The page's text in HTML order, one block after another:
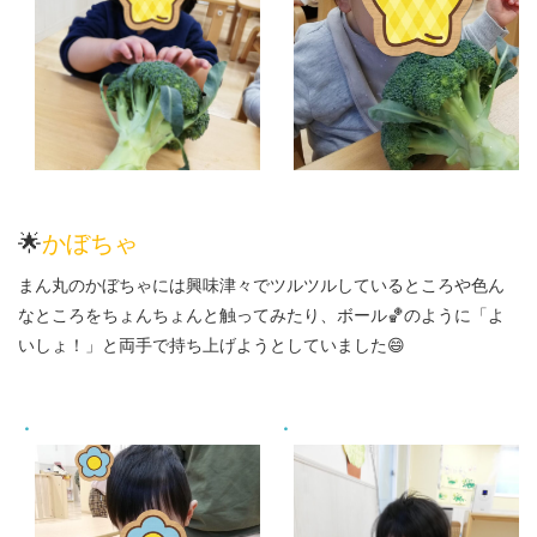
🌟かぼちゃ
まん丸のかぼちゃには興味津々でツルツルしているところや色ん
なところをちょんちょんと触ってみたり、ボール🏀のように「よ
いしょ！」と両手で持ち上げようとしていました😄